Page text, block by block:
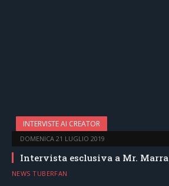
INTERVISTE AI CREATOR
DOMENICA 21 LUGLIO 2019
Intervista esclusiva a Mr. Marra
NEWS TUBERFAN